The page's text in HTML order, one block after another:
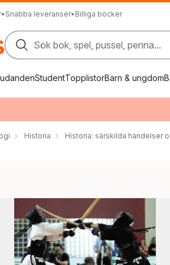
• Snabba leveranser• Billiga böcker
Sök bok, spel, pussel, penna...
StudentTopplistorBarn & ungdom
Historia Historia: särskilda händelser